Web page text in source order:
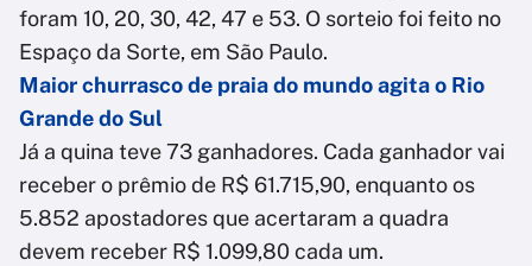
foram 10, 20, 30, 42, 47 e 53. O sorteio foi feito no
Espaço da Sorte, em São Paulo.
Maior churrasco de praia do mundo agita o Rio
Grande do Sul
Já a quina teve 73 ganhadores. Cada ganhador vai
receber o prêmio de R$ 61.715,90, enquanto os
5.852 apostadores que acertaram a quadra
devem receber R$ 1.099,80 cada um.